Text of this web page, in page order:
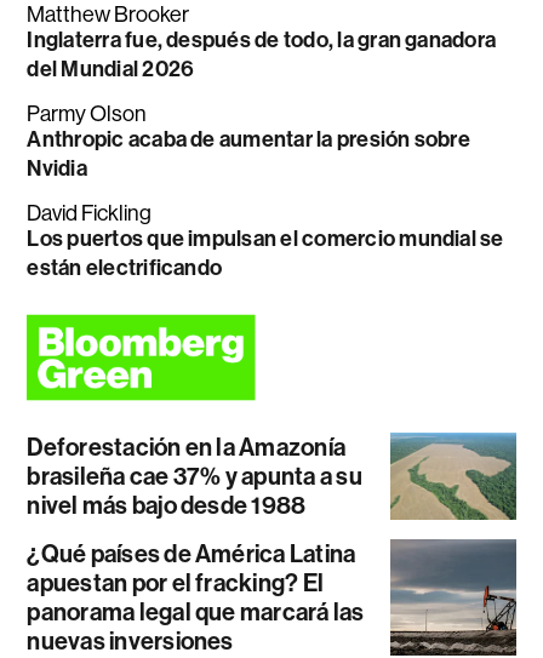
Matthew Brooker
Inglaterra fue, después de todo, la gran ganadora
del Mundial 2026
Parmy Olson
Anthropic acaba de aumentar la presión sobre
Nvidia
David Fickling
Los puertos que impulsan el comercio mundial se
están electrificando
Deforestación en la Amazonía
brasileña cae 37% y apunta a su
nivel más bajo desde 1988
¿Qué países de América Latina
apuestan por el fracking? El
panorama legal que marcará las
nuevas inversiones